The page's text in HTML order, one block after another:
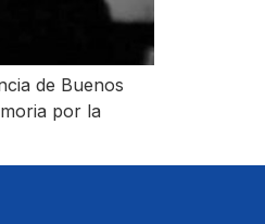
de Buenos
por la